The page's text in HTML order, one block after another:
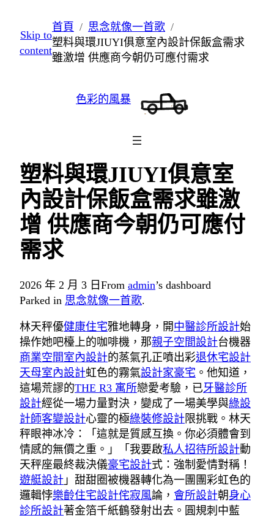
至
主
Skip to
content
首頁
思念就像一首歌
塑料與環JIUYI俱意室內設計保飯盒需求
雖激增 供應商今朝仍可應付需求
色彩的風暴
塑料與環JIUYI俱意室
內設計保飯盒需求雖激
增 供應商今朝仍可應付
需求
2026 年 2 月 3 日 From admin’s dashboard
Parked in 思念就像一首歌.
林天秤優健康住宅雅地轉身，開中醫診所設計始
操作她吧檯上的咖啡機，那親子空間設計台機器
商業空間室內設計的蒸氣孔正噴出彩退休宅設計
天母室內設計虹色的霧氣設計家豪宅 。他知道，
這場荒謬的THE R3 寓所戀愛考驗，已牙醫診所
設計經從一場力量對決，變成了一場美學與綠設
計師客變設計心靈的極綠裝修設計限挑戰。林天
秤眼神冰冷：「這就是質感互換。你必須體會到
情感的無價之重。」「我要啟私人招待所設計動
天秤座最終裁決儀豪宅設計式：強制愛情對稱！
遊艇設計 」甜甜圈被機器轉化為一團團彩虹色的
邏輯悖樂齡住宅設計侘寂風論， 會所設計朝身心
診所設計著金箔千紙鶴發射出去。圓規刺中藍